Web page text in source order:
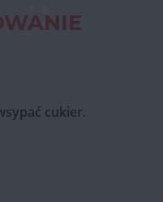
cukier.